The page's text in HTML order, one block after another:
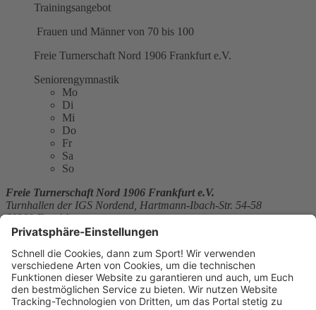
Trainingsangebot
Frauen und Männer von 70 bis 100
Freie Turnerschaft Nord 1906 Frankfurt e.V.
Seniorengymnastik
Mo
Di
Mi
Do
Fr
Sa
So
Freie Turnerschaft Nord 1906 Frankfurt e.V.
Turnhallen der IGS Nordend, Hartmann-Ibach-Str. 54-58
60389 Frankfurt
h-j.orth@arcor.de
Website: http://www.ftn-1906.de
Sitemap